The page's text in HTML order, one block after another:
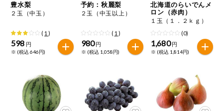
コープしがのサービス
コープしがの情報サイト
ご利用ガイド
ティッシュ・
トイレットペ
衛生・生理用
品
洗濯・バス・
トイレ用品
鶏肉 バナナ 豚肉
マカダミアナッツ やまいも
アレルゲン情報は、商品企画時の情報のため、ご使用前には
必ず商品パッケージの表示をご確認ください。
豊水梨
２玉（中玉）
( 1 )
598 円
※ (税込 646円)
予約：秋麗梨
２玉（中玉以上）
( 1 )
980 円
※ (税込 1,058円)
北海道のらいでんメ
ロン（赤肉）
１玉（１．２ｋｇ）
(0)
1,680 円
※ (税込 1,814円)